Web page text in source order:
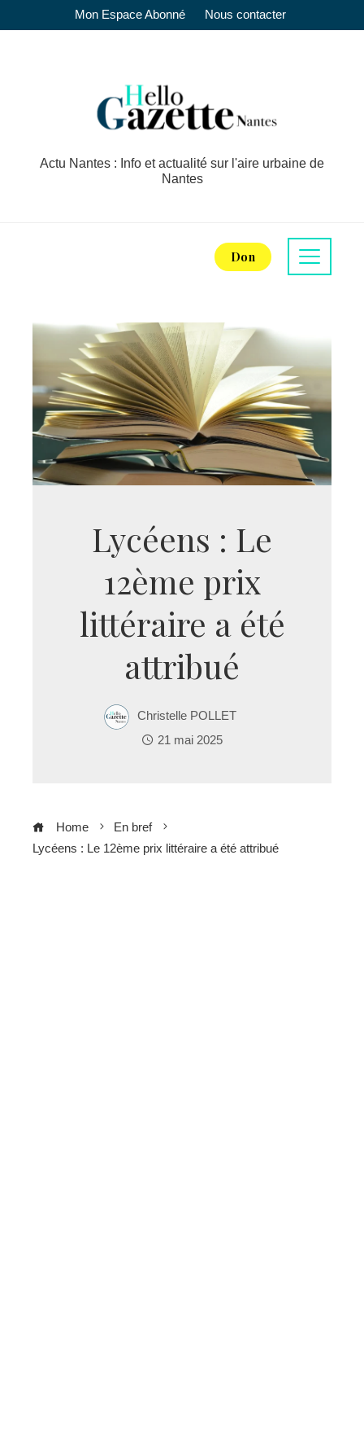
Mon Espace Abonné Nous contacter
Actu Nantes : Info et actualité sur l'aire urbaine de
Nantes
Don
Lycéens : Le
12ème prix
littéraire a été
attribué
Christelle POLLET
21 mai 2025
Home
En bref
Lycéens : Le 12ème prix littéraire a été attribué